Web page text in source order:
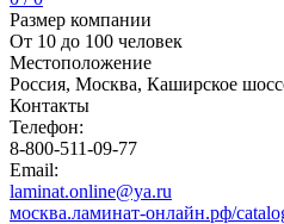
Размер компании
От 10 до 100 человек
Местоположение
Россия, Москва, Каширское
Контакты
Телефон:
8-800-511-09-77
Email:
laminat.online@ya.ru
москва.ламинат-онлайн.рф/